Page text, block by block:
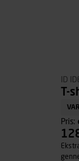
ID
T-
Pris: